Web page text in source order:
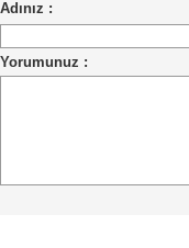
Adınız :
Yorumunuz :